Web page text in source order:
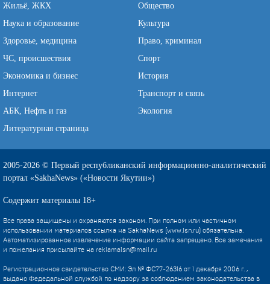
Жильё, ЖКХ
Общество
Наука и образование
Культура
Здоровье, медицина
Право, криминал
ЧС, происшествия
Спорт
Экономика и бизнес
История
Интернет
Транспорт и связь
АБК, Нефть и газ
Экология
Литературная страница
2005-2026 © Первый республиканский информационно-аналитический
портал «SakhaNews» («Новости Якутии»)
Содержит материалы 18+
Все права защищены и охраняются законом. При полном или частичном
использовании материалов ссылка на SakhaNews (www.1sn.ru) обязательна.
Автоматизированное извлечение информации сайта запрещено. Все замечания
и пожелания присылайте на reklama1sn@mail.ru
Регистрационное свидетельство СМИ: Эл № ФС77-26316 от 1 декабря 2006 г. ,
выдано Федедальной службой по надзору за соблюдением законодательства в